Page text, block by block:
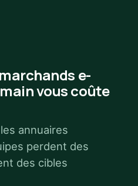
e-
vous coûte
annuaires
perdent des
des cibles